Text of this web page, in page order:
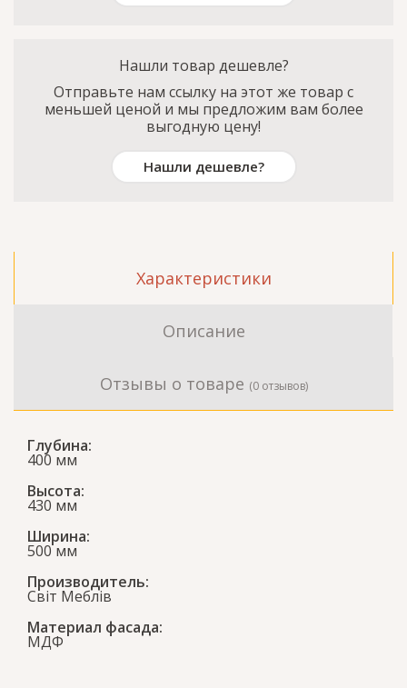
Нашли товар дешевле?
Отправьте нам ссылку на этот же товар с
меньшей ценой и мы предложим вам более
выгодную цену!
Нашли дешевле?
Характеристики
Описание
Отзывы о товаре (0 отзывов)
Глубина:
400 мм
Высота:
430 мм
Ширина:
500 мм
Производитель:
Світ Меблів
Материал фасада:
МДФ